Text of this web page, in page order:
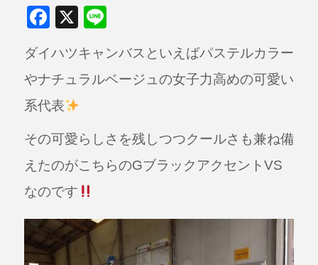
F
c
e
b
o
o
k
X Li
n
e
ダイハツキャンバスといえばパステルカラー
やナチュラルベージュの女子力高めの可愛い
系代表
その可愛らしさを残しつつクールさも兼ね備
えたのがこちらのGブラックアクセントVS
なのです